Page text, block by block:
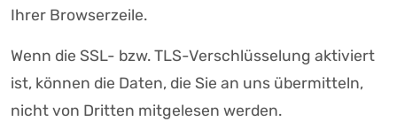
Ihrer Browserzeile.
Wenn die SSL- bzw. TLS-Verschlüsselung aktiviert
ist, können die Daten, die Sie an uns übermitteln,
nicht von Dritten mitgelesen werden.